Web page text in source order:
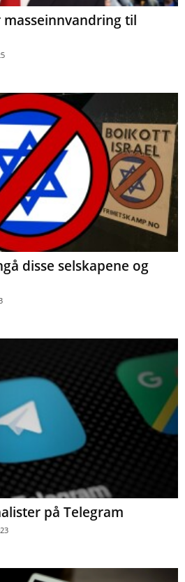
til
disse selskapene og
på Telegram